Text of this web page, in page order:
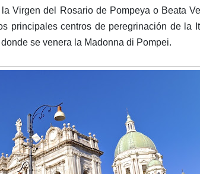
Virgen del Rosario de Pompeya o Beata
principales centros de peregrinación de la
se venera la Madonna di Pompei.